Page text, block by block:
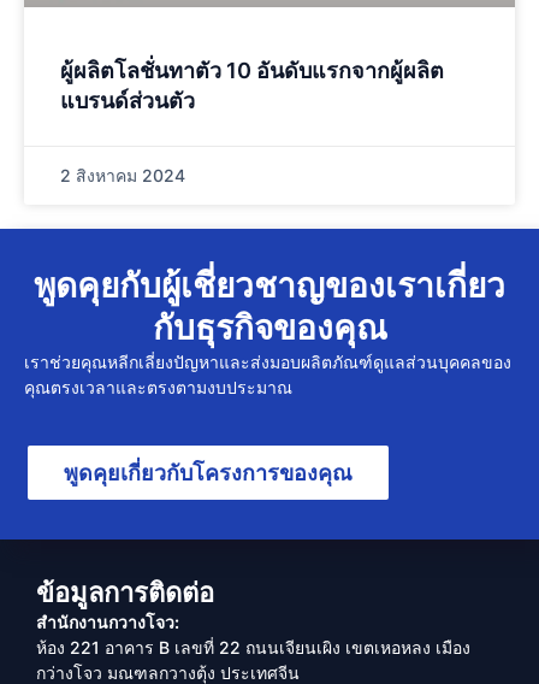
ผู้ผลิตโลชั่นทาตัว 10 อันดับแรกจากผู้ผลิต
แบรนด์ส่วนตัว
2 สิงหาคม 2024
พูดคุยกับผู้เชี่ยวชาญของเราเกี่ยว
กับธุรกิจของคุณ
เราช่วยคุณหลีกเลี่ยงปัญหาและส่งมอบผลิตภัณฑ์ดูแลส่วนบุคคลของ
คุณตรงเวลาและตรงตามงบประมาณ
พูดคุยเกี่ยวกับโครงการของคุณ
ข้อมูลการติดต่อ
สำนักงานกวางโจว:
ห้อง 221 อาคาร B เลขที่ 22 ถนนเจียนเผิง เขตเหอหลง เมือง
กว่างโจว มณฑลกวางตุ้ง ประเทศจีน